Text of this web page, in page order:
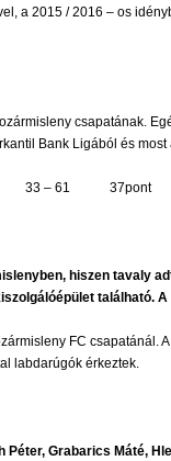
a 2015 / 2016 – os
csapatának.
Bank Ligából és
33 – 61 37pont
hiszen tavaly
található.
FC
labdarúgók érkeztek.
Grabarics Máté,